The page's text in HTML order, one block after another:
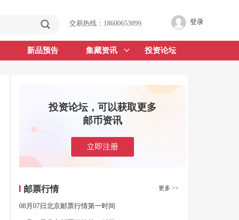
登录
交易热线：18600653899
新品预告 集藏资讯 投资论坛
投资论坛，可以获取更多
邮币资讯
立即注册
邮票行情 更多 >>
08月07日北京邮票行情第一时间